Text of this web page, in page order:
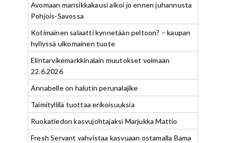
Avomaan mansikkakausi alkoi jo ennen juhannusta
Pohjois-Savossa
Kotimainen salaatti kynnetään peltoon? – kaupan
hyllyssä ulkomainen tuote
Elintarvikemarkkinalain muutokset voimaan
22.6.2026
Annabelle on halutin perunalajike
Taimityllilä tuottaa erikoisuuksia
Ruokatiedon kasvujohtajaksi Marjukka Mattio
Fresh Servant vahvistaa kasvuaan ostamalla Bama